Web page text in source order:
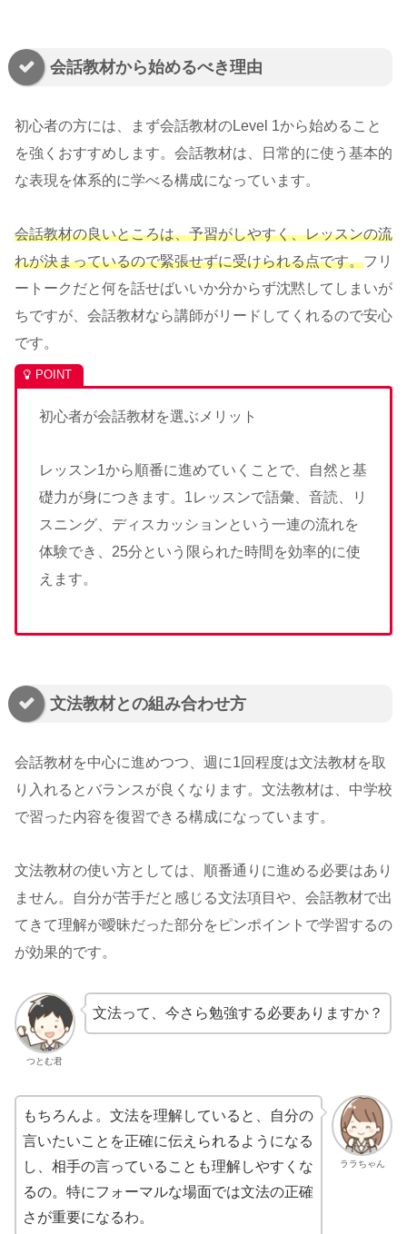
会話教材から始めるべき理由
初心者の方には、まず会話教材のLevel 1から始めること
を強くおすすめします。会話教材は、日常的に使う基本的
な表現を体系的に学べる構成になっています。
会話教材の良いところは、予習がしやすく、レッスンの流
れが決まっているので緊張せずに受けられる点です。フリ
ートークだと何を話せばいいか分からず沈黙してしまいが
ちですが、会話教材なら講師がリードしてくれるので安心
です。
初心者が会話教材を選ぶメリット
レッスン1から順番に進めていくことで、自然と基
礎力が身につきます。1レッスンで語彙、音読、リ
スニング、ディスカッションという一連の流れを
体験でき、25分という限られた時間を効率的に使
えます。
文法教材との組み合わせ方
会話教材を中心に進めつつ、週に1回程度は文法教材を取
り入れるとバランスが良くなります。文法教材は、中学校
で習った内容を復習できる構成になっています。
文法教材の使い方としては、順番通りに進める必要はあり
ません。自分が苦手だと感じる文法項目や、会話教材で出
てきて理解が曖昧だった部分をピンポイントで学習するの
が効果的です。
つとむ君
文法って、今さら勉強する必要ありますか？
ララちゃん
もちろんよ。文法を理解していると、自分の
言いたいことを正確に伝えられるようになる
し、相手の言っていることも理解しやすくな
るの。特にフォーマルな場面では文法の正確
さが重要になるわ。